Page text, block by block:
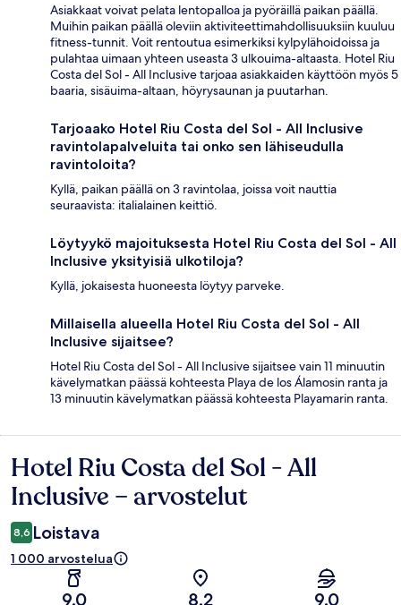
Asiakkaat voivat pelata lentopalloa ja pyöräillä paikan päällä.
Muihin paikan päällä oleviin aktiviteettimahdollisuuksiin kuuluu
fitness-tunnit. Voit rentoutua esimerkiksi kylpylähoidoissa ja
pulahtaa uimaan yhteen useasta 3 ulkouima-altaasta. Hotel Riu
Costa del Sol - All Inclusive tarjoaa asiakkaiden käyttöön myös 5
baaria, sisäuima-altaan, höyrysaunan ja puutarhan.
Tarjoaako Hotel Riu Costa del Sol - All Inclusive
ravintolapalveluita tai onko sen lähiseudulla
ravintoloita?
Kyllä, paikan päällä on 3 ravintolaa, joissa voit nauttia
seuraavista: italialainen keittiö.
Löytyykö majoituksesta Hotel Riu Costa del Sol - All
Inclusive yksityisiä ulkotiloja?
Kyllä, jokaisesta huoneesta löytyy parveke.
Millaisella alueella Hotel Riu Costa del Sol - All
Inclusive sijaitsee?
Hotel Riu Costa del Sol - All Inclusive sijaitsee vain 11 minuutin
kävelymatkan päässä kohteesta Playa de los Álamosin ranta ja
13 minuutin kävelymatkan päässä kohteesta Playamarin ranta.
Arvostelut
Hotel Riu Costa del Sol - All
Inclusive – arvostelut
8,6 Loistava
1 000 arvostelua
9,0 8,2 9,0